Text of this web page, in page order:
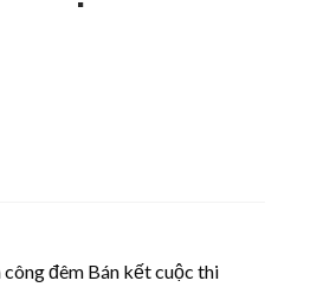
đêm Bán kết cuộc thi